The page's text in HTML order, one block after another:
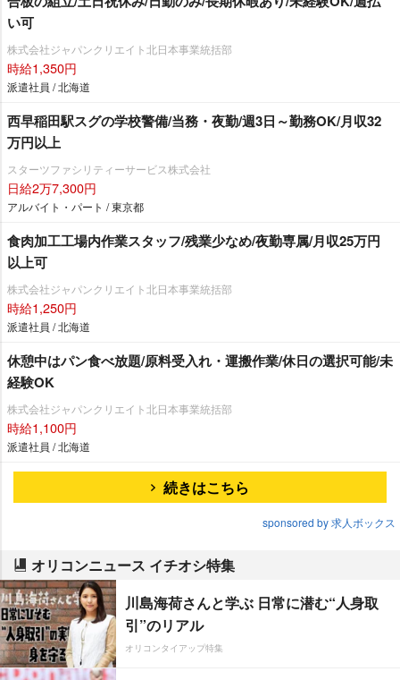
い可
株式会社ジャパンクリエイト北日本事業統括部
時給1,350円
派遣社員 / 北海道
西早稲田駅スグの学校警備/当務・夜勤/週3日～勤務OK/月収32
万円以上
スターツファシリティーサービス株式会社
日給2万7,300円
アルバイト・パート / 東京都
食肉加工工場内作業スタッフ/残業少なめ/夜勤専属/月収25万円
以上可
株式会社ジャパンクリエイト北日本事業統括部
時給1,250円
派遣社員 / 北海道
休憩中はパン食べ放題/原料受入れ・運搬作業/休日の選択可能/未
経験OK
株式会社ジャパンクリエイト北日本事業統括部
時給1,100円
派遣社員 / 北海道
続きはこちら
sponsored by 求人ボックス
オリコンニュース イチオシ特集
川島海荷さんと学ぶ 日常に潜む“人身取
引”のリアル
オリコンタイアップ特集